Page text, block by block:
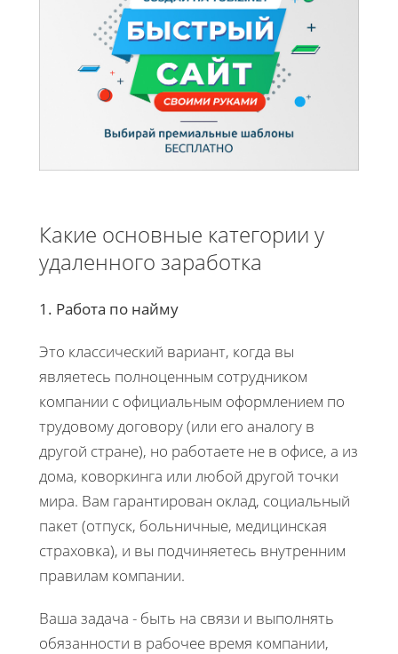
Какие основные категории у
удаленного заработка
1. Работа по найму
Это классический вариант, когда вы
являетесь полноценным сотрудником
компании с официальным оформлением по
трудовому договору (или его аналогу в
другой стране), но работаете не в офисе, а из
дома, коворкинга или любой другой точки
мира. Вам гарантирован оклад, социальный
пакет (отпуск, больничные, медицинская
страховка), и вы подчиняетесь внутренним
правилам компании.
Ваша задача - быть на связи и выполнять
обязанности в рабочее время компании,